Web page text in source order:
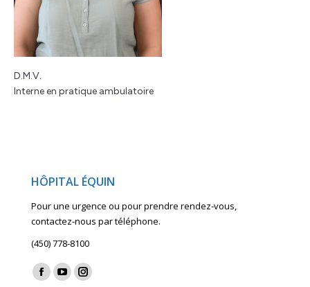
D.M.V.
Interne en pratique ambulatoire
HÔPITAL ÉQUIN
Pour une urgence ou pour prendre rendez-vous,
contactez-nous par téléphone.
(450) 778-8100
Find us on:
Facebook
YouTubeInstagram